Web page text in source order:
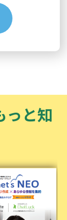
っと知